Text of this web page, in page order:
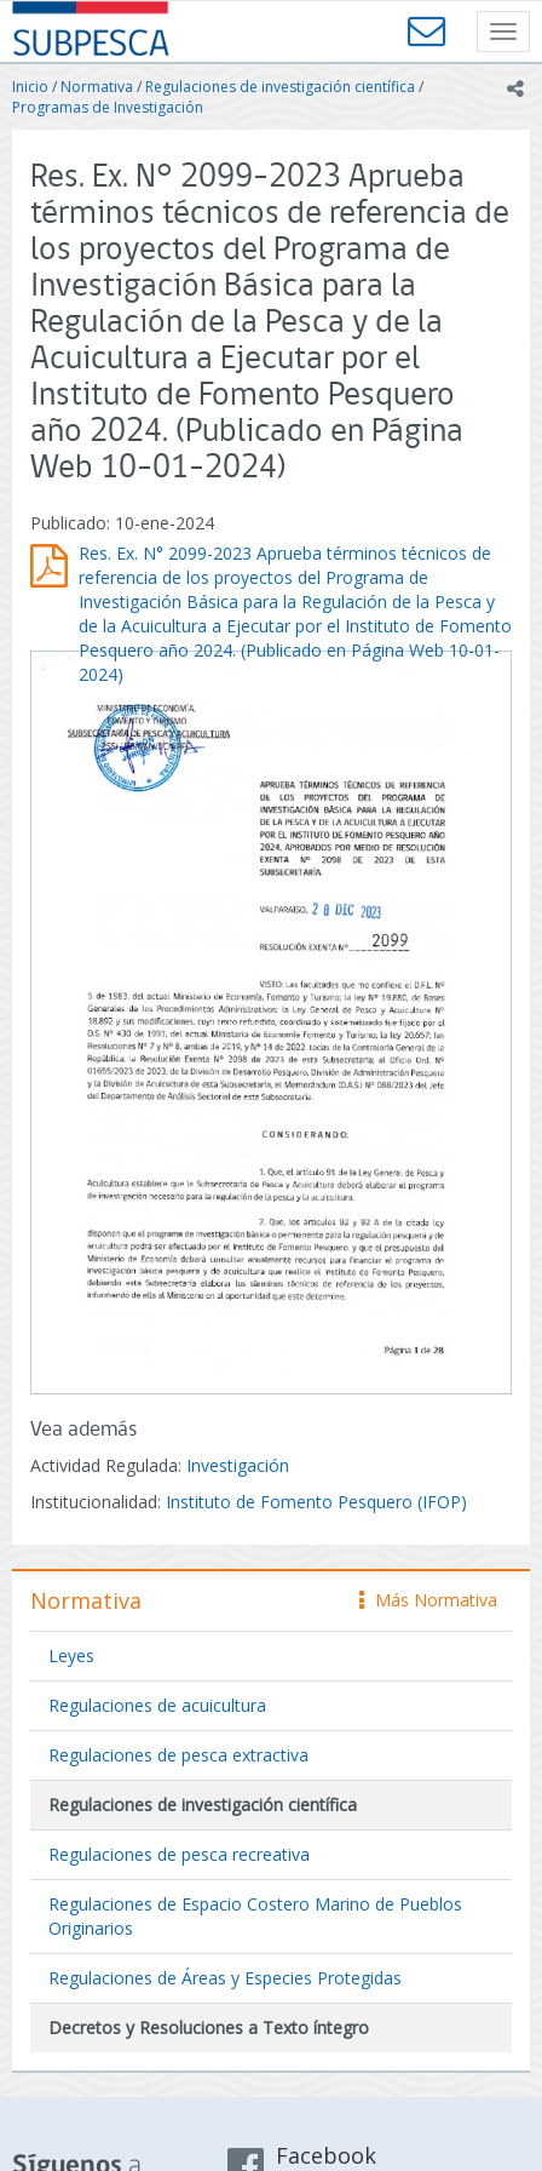
Contenido
principal
SUBPESCA
-
Subsecretaría
de
Acuicultura
Gobierno
de
Chile
Inicio /Normativa / Regulaciones de investigación científica /
Programas de Investigación
Res. Ex. N° 2099-2023 Aprueba
términos técnicos de referencia de
los proyectos del Programa de
Investigación Básica para la
Regulación de la Pesca y de la
Acuicultura a Ejecutar por el
Instituto de Fomento Pesquero
año 2024. (Publicado en Página
Web 10-01-2024)
Publicado: 10-ene-2024
Res. Ex. N° 2099-2023 Aprueba términos técnicos de
referencia de los proyectos del Programa de
Investigación Básica para la Regulación de la Pesca y
de la Acuicultura a Ejecutar por el Instituto de Fomento
Pesquero año 2024. (Publicado en Página Web 10-01-
2024)
Vea además
Actividad Regulada: Investigación
Institucionalidad: Instituto de Fomento Pesquero (IFOP)
icono
Más Normativa
Normativa
Leyes
Regulaciones de acuicultura
Regulaciones de pesca extractiva
Regulaciones de investigación científica
Regulaciones de pesca recreativa
Regulaciones de Espacio Costero Marino de Pueblos
Originarios
Regulaciones de Áreas y Especies Protegidas
Decretos y Resoluciones a Texto íntegro
Facebook